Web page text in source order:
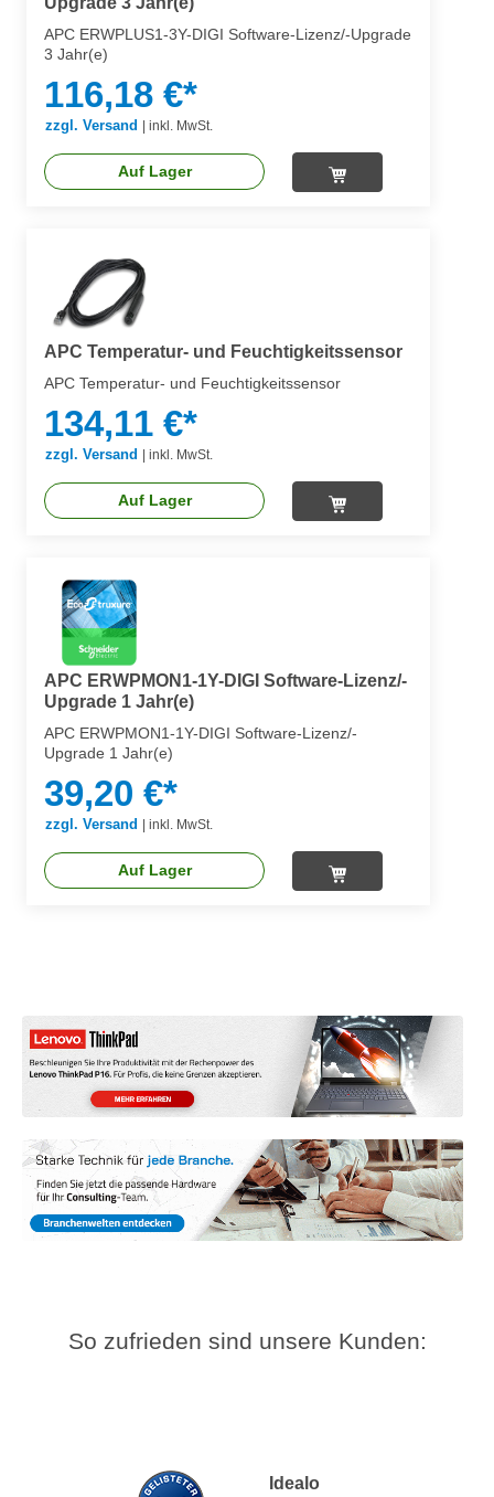
APC ERWPLUS1-3Y-DIGI Software-Lizenz/-Upgrade
3 Jahr(e)
116,18 €*
zzgl. Versand | inkl. MwSt.
Auf Lager
APC Temperatur- und Feuchtigkeitssensor
APC Temperatur- und Feuchtigkeitssensor
134,11 €*
zzgl. Versand inkl. MwSt.
Auf Lager
APC ERWPMON1-1Y-DIGI Software-Lizenz/-
Upgrade 1 Jahr(e)
APC ERWPMON1-1Y-DIGI Software-Lizenz/-
Upgrade 1 Jahr(e)
39,20 €*
zzgl. Versand inkl. MwSt.
Auf Lager
So zufrieden sind unsere Kunden:
Idealo